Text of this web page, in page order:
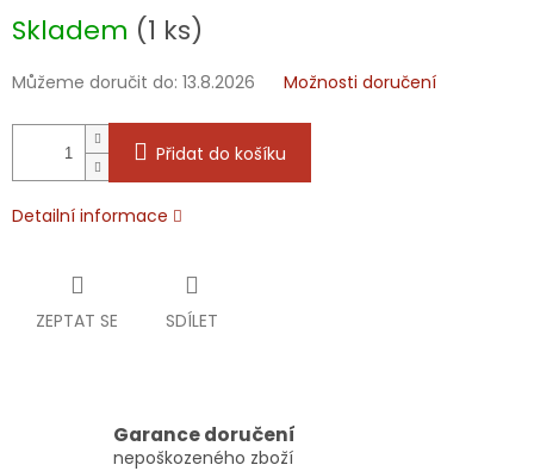
cena:
Skladem (1 ks)
Můžeme doručit do: 13.8.2026 Možnosti doručení
Přidat do košíku
Detailní informace
ZEPTAT SE SDÍLET
Garance doručení
nepoškozeného zboží